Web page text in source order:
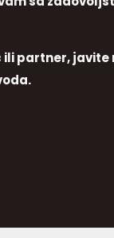
partner, javite